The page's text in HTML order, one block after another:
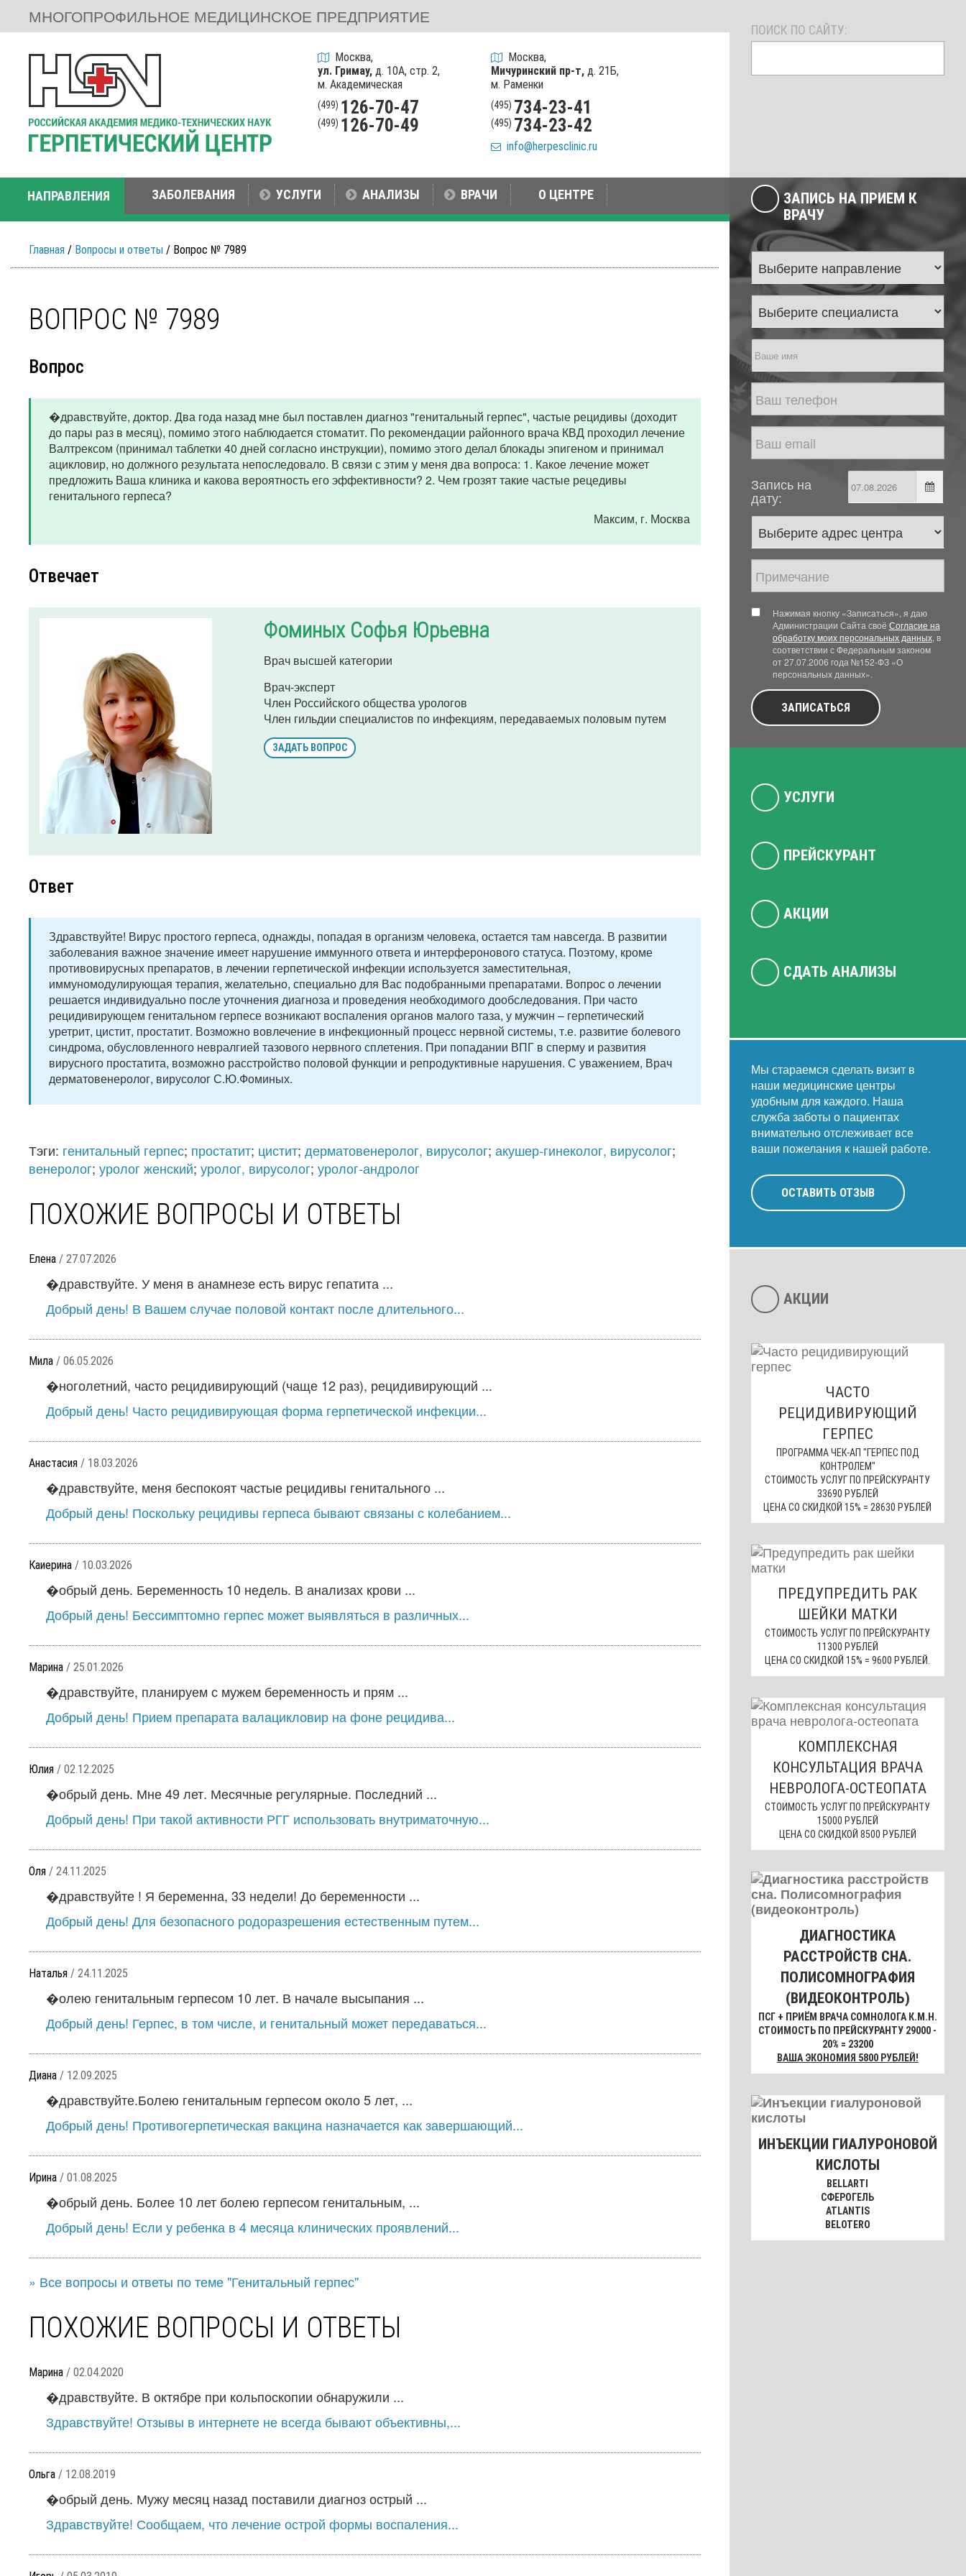
МНОГОПРОФИЛЬНОЕ МЕДИЦИНСКОЕ ПРЕДПРИЯТИЕ
Москва,
ул. Гримау,д. 10А, стр. 2,
м. Академическая
(499) 126-70-47
(499) 126-70-49
Москва,
Мичуринский пр-т, д. 21Б,
м. Раменки
(495) 734-23-41
(495) 734-23-42
info@herpesclinic.ru
ПОИСК ПО САЙТУ:
НАПРАВЛЕНИЯ ЗАБОЛЕВАНИЯ УСЛУГИ АНАЛИЗЫ ВРАЧИ О ЦЕНТРЕ
Главная / Вопросы и ответы / Вопрос № 7989
ВОПРОС № 7989
Вопрос
�дравствуйте, доктор. Два года назад мне был поставлен диагноз "генитальный герпес", частые рецидивы (доходит
до пары раз в месяц), помимо этого наблюдается стоматит. По рекомендации районного врача КВД проходил лечение
Валтрексом (принимал таблетки 40 дней согласно инструкции), помимо этого делал блокады эпигеном и принимал
ацикловир, но должного результата непоследовало. В связи с этим у меня два вопроса: 1. Какое лечение может
предложить Ваша клиника и какова вероятность его эффективности? 2. Чем грозят такие частые рецедивы
генитального герпеса?
Максим, г. Москва
Отвечает
Фоминых Софья Юрьевна
Врач высшей категории
Врач-эксперт
Член Российского общества урологов
Член гильдии специалистов по инфекциям, передаваемых половым путем
ЗАДАТЬ ВОПРОС
Ответ
Здравствуйте! Вирус простого герпеса, однажды, попадая в организм человека, остается там навсегда. В развитии
заболевания важное значение имеет нарушение иммунного ответа и интерферонового статуса. Поэтому, кроме
противовирусных препаратов, в лечении герпетической инфекции используется заместительная,
иммуномодулирующая терапия, желательно, специально для Вас подобранными препаратами. Вопрос о лечении
решается индивидуально после уточнения диагноза и проведения необходимого дообследования. При часто
рецидивирующем генитальном герпесе возникают воспаления органов малого таза, у мужчин – герпетический
уретрит, цистит, простатит. Возможно вовлечение в инфекционный процесс нервной системы, т.е. развитие болевого
синдрома, обусловленного невралгией тазового нервного сплетения. При попадании ВПГ в сперму и развития
вирусного простатита, возможно расстройство половой функции и репродуктивные нарушения. С уважением, Врач
дерматовенеролог, вирусолог С.Ю.Фоминых.
Тэги: генитальный герпес; простатит; цистит; дерматовенеролог, вирусолог; акушер-гинеколог, вирусолог;
венеролог; уролог женский; уролог, вирусолог; уролог-андролог
ПОХОЖИЕ ВОПРОСЫ И ОТВЕТЫ
Елена / 27.07.2026
�дравствуйте. У меня в анамнезе есть вирус гепатита ...
Добрый день! В Вашем случае половой контакт после длительного...
Мила / 06.05.2026
�ноголетний, часто рецидивирующий (чаще 12 раз), рецидивирующий ...
Добрый день! Часто рецидивирующая форма герпетической инфекции...
Анастасия / 18.03.2026
�дравствуйте, меня беспокоят частые рецидивы генитального ...
Добрый день! Поскольку рецидивы герпеса бывают связаны с колебанием...
Каиерина / 10.03.2026
�обрый день. Беременность 10 недель. В анализах крови ...
Добрый день! Бессимптомно герпес может выявляться в различных...
Марина / 25.01.2026
�дравствуйте, планируем с мужем беременность и прям ...
Добрый день! Прием препарата валацикловир на фоне рецидива...
Юлия / 02.12.2025
�обрый день. Мне 49 лет. Месячные регулярные. Последний ...
Добрый день! При такой активности РГГ использовать внутриматочную...
Оля / 24.11.2025
�дравствуйте ! Я беременна, 33 недели! До беременности ...
Добрый день! Для безопасного родоразрешения естественным путем...
Наталья / 24.11.2025
�олею генитальным герпесом 10 лет. В начале высыпания ...
Добрый день! Герпес, в том числе, и генитальный может передаваться...
Диана / 12.09.2025
�дравствуйте.Болею генитальным герпесом около 5 лет, ...
Добрый день! Противогерпетическая вакцина назначается как завершающий...
Ирина / 01.08.2025
�обрый день. Более 10 лет болею герпесом генитальным, ...
Добрый день! Если у ребенка в 4 месяца клинических проявлений...
» Все вопросы и ответы по теме "Генитальный герпес"
ПОХОЖИЕ ВОПРОСЫ И ОТВЕТЫ
Марина / 02.04.2020
�дравствуйте. В октябре при кольпоскопии обнаружили ...
Здравствуйте! Отзывы в интернете не всегда бывают объективны,...
Ольга / 12.08.2019
�обрый день. Мужу месяц назад поставили диагноз острый ...
Здравствуйте! Сообщаем, что лечение острой формы воспаления...
ЗАПИСЬ НА ПРИЕМ К
ВРАЧУ
Запись на
дату:
Нажимая кнопку «Записаться», я даю
Администрации Сайта своё Согласие на
обработку моих персональных данных, в
соответствии с Федеральным законом
от 27.07.2006 года №152-ФЗ «О
персональных данных».
ЗАПИСАТЬСЯ
УСЛУГИ
ПРЕЙСКУРАНТ
АКЦИИ
СДАТЬ АНАЛИЗЫ
Мы стараемся сделать визит в
наши медицинские центры
удобным для каждого. Наша
служба заботы о пациентах
внимательно отслеживает все
ваши пожелания к нашей работе.
ОСТАВИТЬ ОТЗЫВ
АКЦИИ
ЧАСТО
РЕЦИДИВИРУЮЩИЙ
ГЕРПЕС
ПРОГРАММА ЧЕК-АП "ГЕРПЕС ПОД
КОНТРОЛЕМ"
СТОИМОСТЬ УСЛУГ ПО ПРЕЙСКУРАНТУ
33690 РУБЛЕЙ
ЦЕНА СО СКИДКОЙ 15% = 28630 РУБЛЕЙ
ПРЕДУПРЕДИТЬ РАК
ШЕЙКИ МАТКИ
СТОИМОСТЬ УСЛУГ ПО ПРЕЙСКУРАНТУ
11300 РУБЛЕЙ
ЦЕНА СО СКИДКОЙ 15% = 9600 РУБЛЕЙ.
КОМПЛЕКСНАЯ
КОНСУЛЬТАЦИЯ ВРАЧА
НЕВРОЛОГА-ОСТЕОПАТА
СТОИМОСТЬ УСЛУГ ПО ПРЕЙСКУРАНТУ
15000 РУБЛЕЙ
ЦЕНА СО СКИДКОЙ 8500 РУБЛЕЙ
ДИАГНОСТИКА
РАССТРОЙСТВ СНА.
ПОЛИСОМНОГРАФИЯ
(ВИДЕОКОНТРОЛЬ)
ПСГ + ПРИЁМ ВРАЧА СОМНОЛОГА К.М.Н.
СТОИМОСТЬ ПО ПРЕЙСКУРАНТУ 29000 -
20% = 23200
ВАША ЭКОНОМИЯ 5800 РУБЛЕЙ!
ИНЪЕКЦИИ ГИАЛУРОНОВОЙ
КИСЛОТЫ
BELLARTI
СФЕРОГЕЛЬ
ATLANTIS
BELOTERO